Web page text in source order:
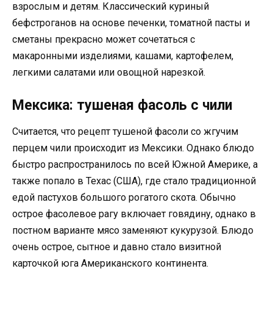
взрослым и детям. Классический куриный
бефстроганов на основе печенки, томатной пасты и
сметаны прекрасно может сочетаться с
макаронными изделиями, кашами, картофелем,
легкими салатами или овощной нарезкой.
Мексика: тушеная фасоль с чили
Считается, что рецепт тушеной фасоли со жгучим
перцем чили происходит из Мексики. Однако блюдо
быстро распространилось по всей Южной Америке, а
также попало в Техас (США), где стало традиционной
едой пастухов большого рогатого скота. Обычно
острое фасолевое рагу включает говядину, однако в
постном варианте мясо заменяют кукурузой. Блюдо
очень острое, сытное и давно стало визитной
карточкой юга Американского континента.